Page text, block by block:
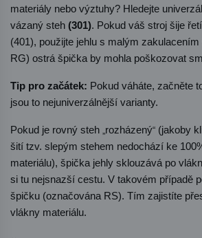
materiály nebo výztuhy? Hledejte
vázaný steh (301)
(401), použijte jehlu s malým
RG) ostrá špička by mohla poškozovat
Tip pro začátek: Pokud váháte, začněte
jsou to nejuniverzálnější varianty.
Pokud je rovný steh rozházený“ (jakoby
šití tzv. slepým stehem nedochází ke
materiálu), špička jehly sklouzává po
si tu nejsnazší cestu. V takovém případě
špičku (označována RS). Tím zajistíte
vlákny materiálu.